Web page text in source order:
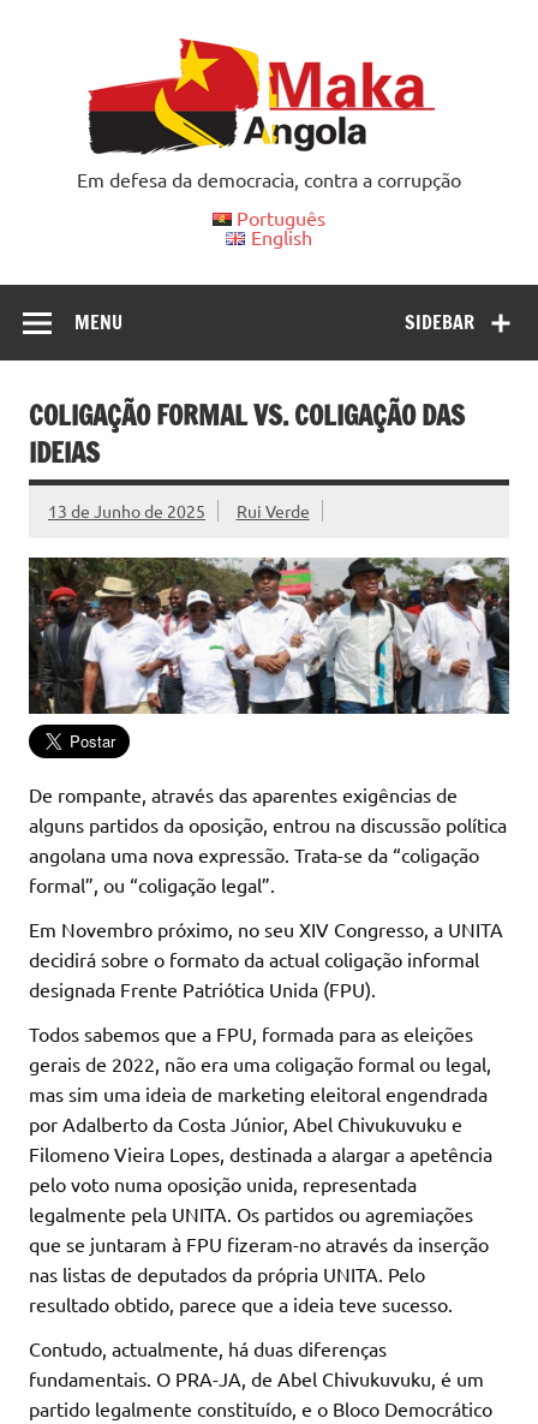
Em defesa da democracia, contra a corrupção
Português
English
SIDEBAR
MENU
COLIGAÇÃO FORMAL VS. COLIGAÇÃO DAS
IDEIAS
13 de Junho de 2025 Rui Verde
De rompante, através das aparentes exigências de
alguns partidos da oposição, entrou na discussão política
angolana uma nova expressão. Trata-se da “coligação
formal”, ou “coligação legal”.
Em Novembro próximo, no seu XIV Congresso, a UNITA
decidirá sobre o formato da actual coligação informal
designada Frente Patriótica Unida (FPU).
Todos sabemos que a FPU, formada para as eleições
gerais de 2022, não era uma coligação formal ou legal,
mas sim uma ideia de marketing eleitoral engendrada
por Adalberto da Costa Júnior, Abel Chivukuvuku e
Filomeno Vieira Lopes, destinada a alargar a apetência
pelo voto numa oposição unida, representada
legalmente pela UNITA. Os partidos ou agremiações
que se juntaram à FPU fizeram-no através da inserção
nas listas de deputados da própria UNITA. Pelo
resultado obtido, parece que a ideia teve sucesso.
Contudo, actualmente, há duas diferenças
fundamentais. O PRA-JA, de Abel Chivukuvuku, é um
partido legalmente constituído, e o Bloco Democrático